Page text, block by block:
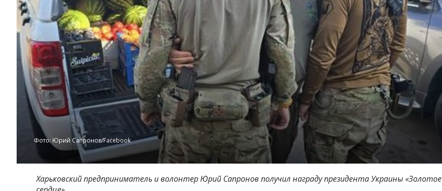
Фото: Юрий Сапронов/Facebook
Харьковский предприниматель и волонтер Юрий Сапронов получил награду президента Украины «Золотое